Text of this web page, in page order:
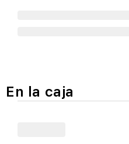
En la caja